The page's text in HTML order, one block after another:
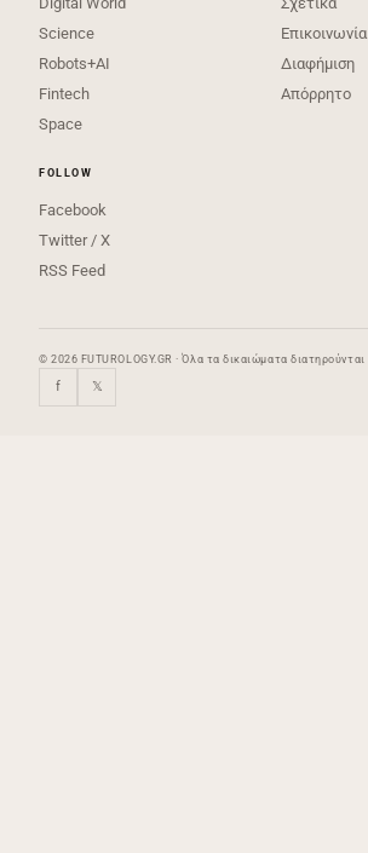
Science
Robots+AI
Fintech
Space
Επικοινωνία
Διαφήμιση
Απόρρητο
FOLLOW
Facebook
Twitter / X
RSS Feed
© 2026 FUTUROLOGY.GR · Όλα τα δικαιώματα διατηρούνται
f 𝕏